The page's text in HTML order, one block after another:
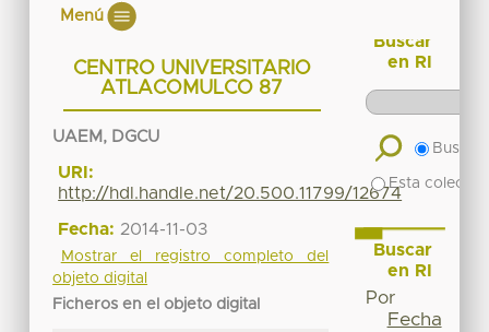
Menú
CENTRO UNIVERSITARIO
ATLACOMULCO 87
UAEM, DGCU
URI:
http://hdl.handle.net/20.500.11799/12674
Fecha: 2014-11-03
Mostrar el registro completo del
objeto digital
Ficheros en el objeto digital
Buscar
en RI
Buscar
Esta
Buscar
en RI
Por
Fecha